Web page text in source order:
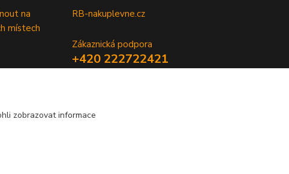
na
místech
RB-nakuplevne.cz
Zákaznická podpora
+420 222722421
zobrazovat informace